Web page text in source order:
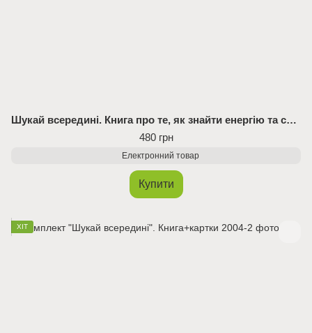
Шукай всередині. Книга про те, як знайти енергію та сили для життя (Електронна книга)
480 грн
Електронний товар
Купити
ХІТ